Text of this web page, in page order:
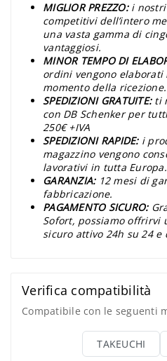
MIGLIOR PREZZO: i
competitivi dell’intero
una vasta gamma di
vantaggiosi.
MINOR TEMPO DI
ordini vengono
momento della ricezione.
SPEDIZIONI GRATUITE: ti
con DB Schenker per
250€ +IVA
SPEDIZIONI RAPIDE: i
magazzino vengono
lavorativi in tutta Europa.
GARANZIA: 12 mesi di
fabbricazione.
PAGAMENTO SICURO:
Sofort, possiamo offrirvi
sicuro attivo 24h su 24 e
Verifica compatibilità
Compatibile con le seguenti
TAKEUCHI